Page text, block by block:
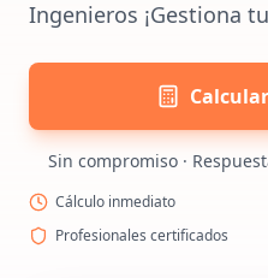
Ingenieros ¡Gestiona
Sin compromiso ·
Cálculo inmediato
Profesionales certificados